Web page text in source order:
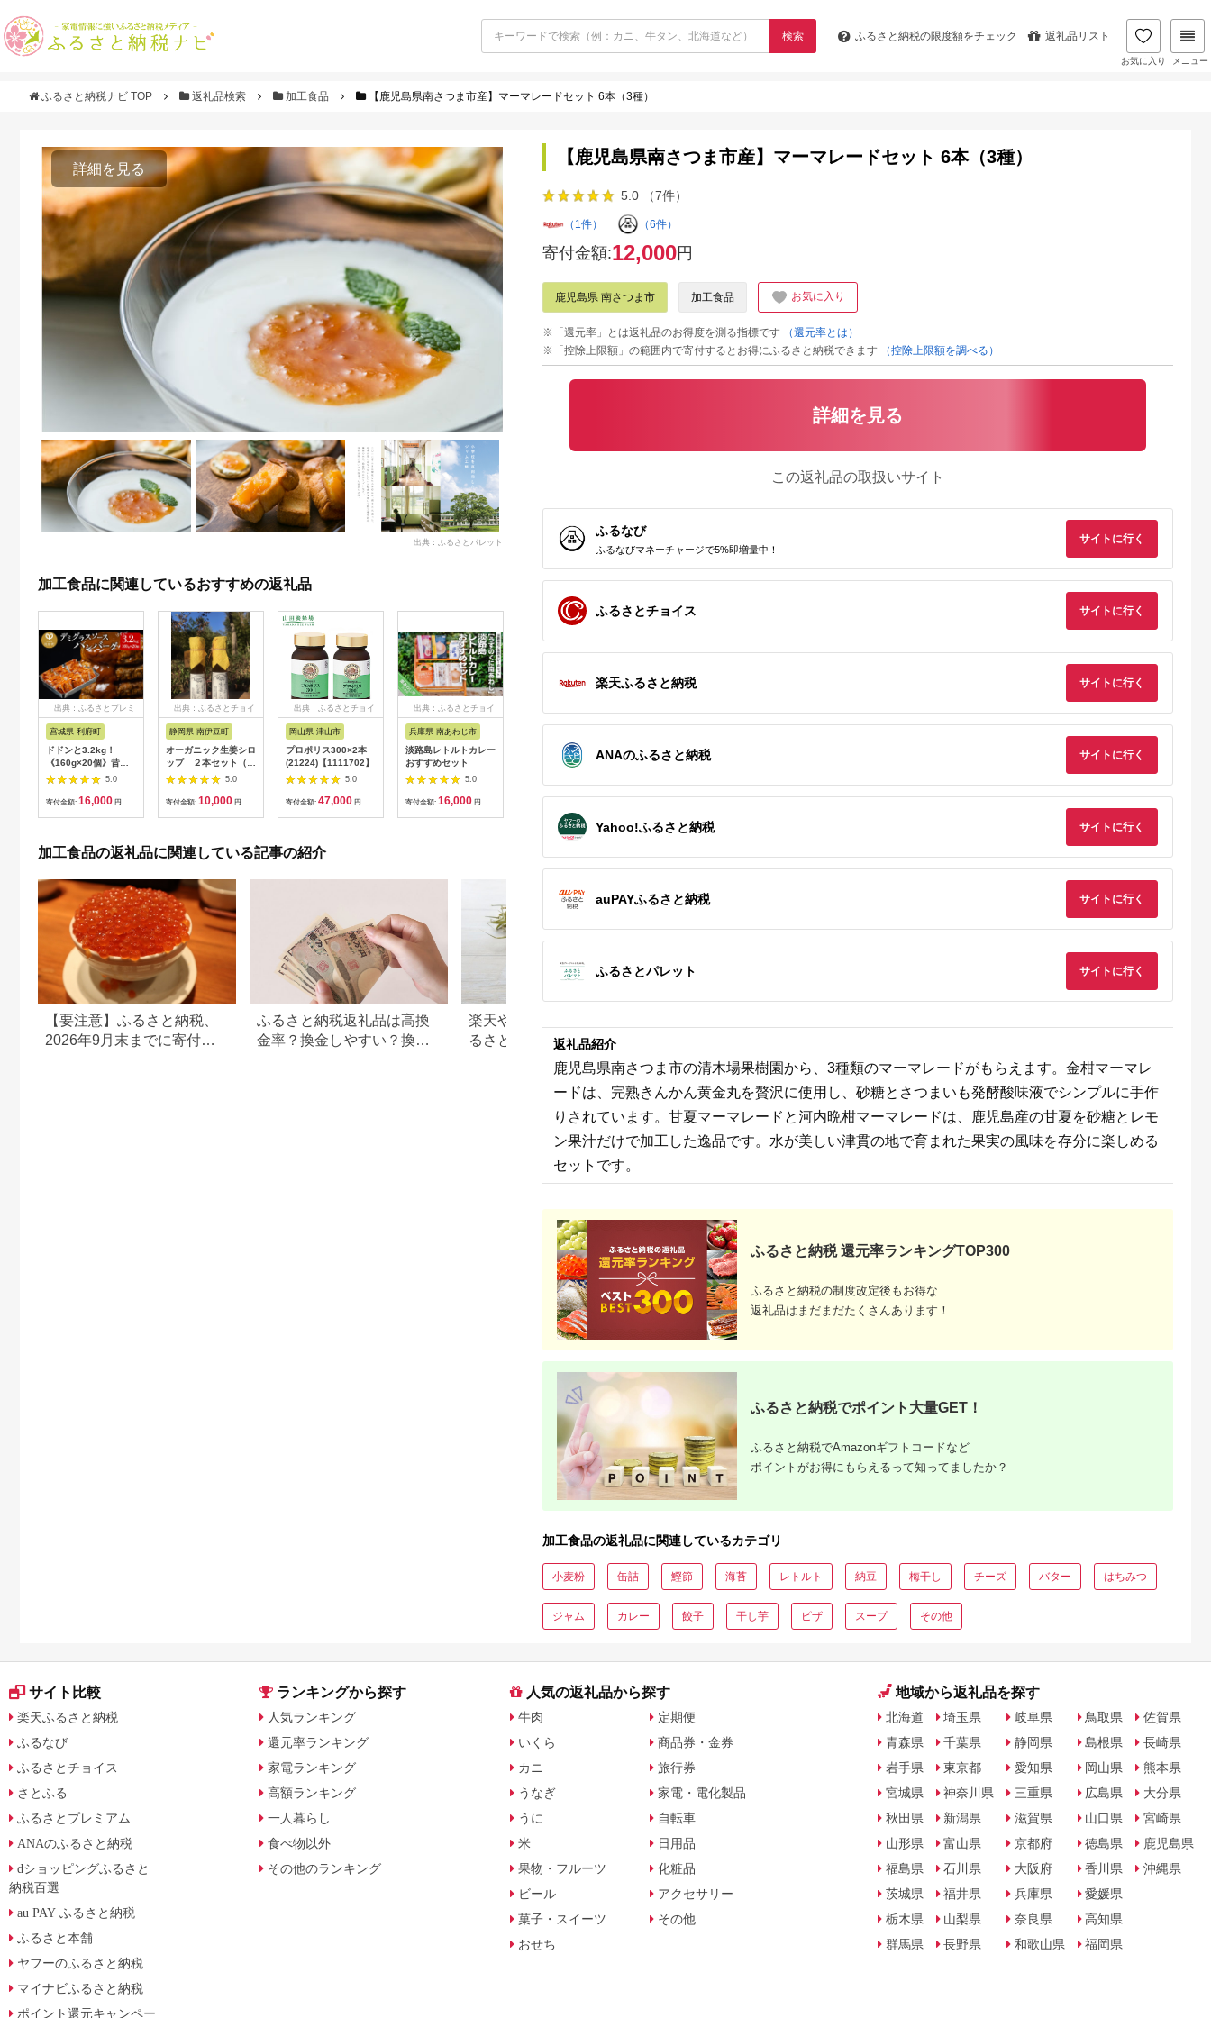
検索 ふるさと納税の限度額をチェック 返礼品リスト
お気に入り メニュー
ふるさと納税ナビ TOP 返礼品検索 加工食品 【鹿児島県南さつま市産】マーマレードセット 6本（3種）
詳細を見る
出典：ふるさとパレット
加工食品に関連しているおすすめの返礼品
出典：ふるさとプレミ
宮城県 利府町
ドドンと3.2kg！
《160g×20個》昔懐
かしいデミグラスソー
スハンバーグ 肉 洋食
簡単 大容量 湯煎 湯せ
洋食 湯煎 個別包装 小
5.0
寄付金額: 16,000 円
出典：ふるさとチョイ
静岡県 南伊豆町
オーガニック生姜シロ
ップ ２本セット（プ
レーン） 【 生姜 健
康 ジンジャーシロッ
プ ジンジャー しょう
5.0
寄付金額: 10,000 円
出典：ふるさとチョイ
岡山県 津山市
プロポリス300×2本
(21224)【1111702】
5.0
寄付金額: 47,000 円
出典：ふるさとチョイ
兵庫県 南あわじ市
淡路島レトルトカレー
おすすめセット
5.0
寄付金額: 16,000 円
A01-771 黄色い笹巻
き「庄内恵巻」 個別
個 糖みつ・青きな粉
付き
12,500
【健康習慣】生姜のバ
ラエティセット 4種
19,000
かせスペシャルセッ
ト」【冷凍】/ ひもの
10,000
飯 冷凍炒飯 にんにく
焼豚 惣菜 ご飯 冷凍
22,000
紀州南高梅 梅ばーも
12,000
【和歌山県／紀州南
梅】紀州四季の梅 は
ちみつ風味1kg（塩
約6%）
15,000
加工食品の返礼品に関連している記事の紹介
【要注意】ふるさと納税、
2026年9月末までに寄付し
ふるさと納税返礼品は高換
金率？換金しやすい？換金
楽天やふるなびで人気！ふ
るさと納税「3,000円」の返
【鹿児島県南さつま市産】マーマレードセット 6本（3種）
5.0 （7件）
（1件） （6件）
寄付金額:12,000円
鹿児島県 南さつま市 加工食品 お気に入り
※「還元率」とは返礼品のお得度を測る指標です
（還元率とは）
※「控除上限額」の範囲内で寄付するとお得にふるさと納税できます
（控除上限額を調べる）
詳細を見る
この返礼品の取扱いサイト
ふるなび
ふるなびマネーチャージで5%即増量中！
サイトに行く
ふるさとチョイス サイトに行く
楽天ふるさと納税 サイトに行く
ANAのふるさと納税 サイトに行く
Yahoo!ふるさと納税 サイトに行く
auPAYふるさと納税 サイトに行く
ふるさとパレット サイトに行く
返礼品紹介
鹿児島県南さつま市の清木場果樹園から、3種類のマーマレードがもらえます。金柑マーマレ
ードは、完熟きんかん黄金丸を贅沢に使用し、砂糖とさつまいも発酵酸味液でシンプルに手作
りされています。甘夏マーマレードと河内晩柑マーマレードは、鹿児島産の甘夏を砂糖とレモ
ン果汁だけで加工した逸品です。水が美しい津貫の地で育まれた果実の風味を存分に楽しめる
セットです。
ふるさと納税 還元率ランキングTOP300
ふるさと納税の制度改定後もお得な
返礼品はまだまだたくさんあります！
ふるさと納税でポイント大量GET！
ふるさと納税でAmazonギフトコードなど
ポイントがお得にもらえるって知ってましたか？
加工食品の返礼品に関連しているカテゴリ
小麦粉 缶詰 鰹節 海苔 レトルト 納豆 梅干し チーズ バター はちみつ
ジャム カレー 餃子 干し芋 ピザ スープ その他
サイト比較
楽天ふるさと納税
ふるなび
ふるさとチョイス
さとふる
ふるさとプレミアム
ANAのふるさと納税
dショッピングふるさと
納税百選
au PAY ふるさと納税
ふるさと本舗
ヤフーのふるさと納税
マイナビふるさと納税
ポイント還元キャンペー
ランキングから探す
人気ランキング
還元率ランキング
家電ランキング
高額ランキング
一人暮らし
食べ物以外
その他のランキング
人気の返礼品から探す
牛肉
いくら
カニ
うなぎ
うに
米
果物・フルーツ
ビール
菓子・スイーツ
おせち
定期便
商品券・金券
旅行券
家電・電化製品
自転車
日用品
化粧品
アクセサリー
その他
地域から返礼品を探す
北海道
青森県
岩手県
宮城県
秋田県
山形県
福島県
茨城県
栃木県
群馬県
埼玉県
千葉県
東京都
神奈川県
新潟県
富山県
石川県
福井県
山梨県
長野県
岐阜県
静岡県
愛知県
三重県
滋賀県
京都府
大阪府
兵庫県
奈良県
和歌山県
鳥取県
島根県
岡山県
広島県
山口県
徳島県
香川県
愛媛県
高知県
福岡県
佐賀県
長崎県
熊本県
大分県
宮崎県
鹿児島県
沖縄県